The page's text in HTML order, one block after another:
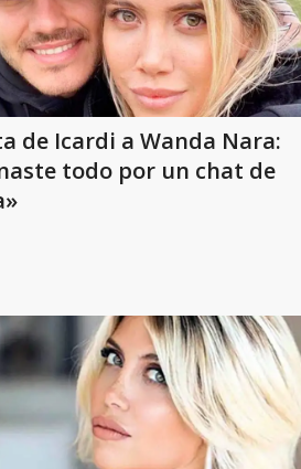
de Icardi a Wanda Nara:
todo por un chat de